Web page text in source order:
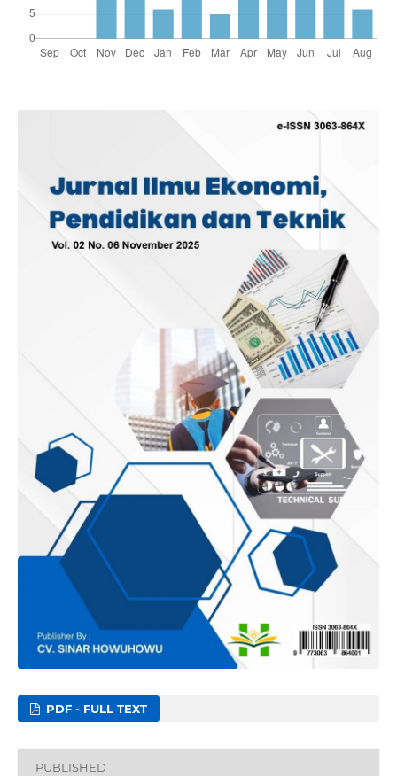
PDF - FULL TEXT
PUBLISHED